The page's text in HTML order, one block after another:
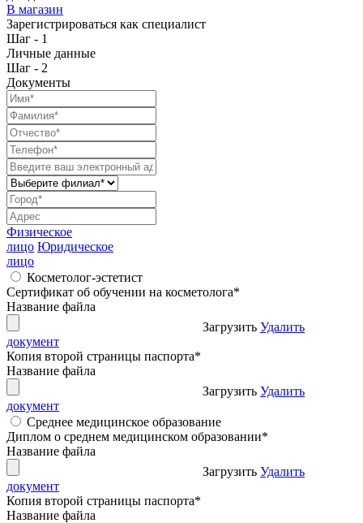
В магазин
Зарегистрироваться как специалист
Шаг - 1
Личные данные
Шаг - 2
Документы
Физическое
лицо Юридическое
лицо
Косметолог-эстетист
Сертификат об обучении на косметолога*
Название файла
Загрузить Удалить
документ
Копия второй страницы паспорта*
Название файла
Загрузить Удалить
документ
Среднее медицинское образование
Диплом о среднем медицинском образовании*
Название файла
Загрузить Удалить
документ
Копия второй страницы паспорта*
Название файла